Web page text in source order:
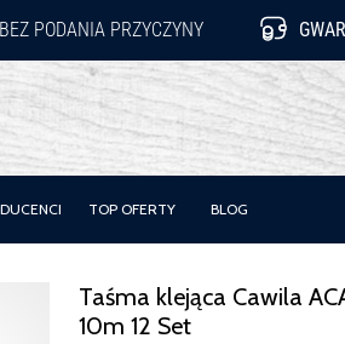
BEZ PODANIA PRZYCZYNY
TOP OFERTY BLOG
Taśma klejąca Cawila
10m 12 Set